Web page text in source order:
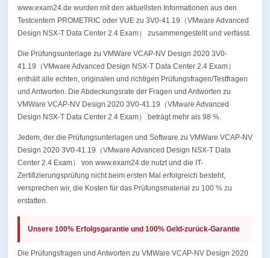
www.exam24.de wurden mit den aktuellsten Informationen aus den
Testcentern PROMETRIC oder VUE zu 3V0-41.19（VMware Advanced
Design NSX-T Data Center 2.4 Exam） zusammengestellt und verfasst.
Die Prüfungsunterlage zu VMWare VCAP-NV Design 2020 3V0-
41.19（VMware Advanced Design NSX-T Data Center 2.4 Exam）
enthält alle echten, originalen und richtigen Prüfungsfragen/Testfragen
und Antworten. Die Abdeckungsrate der Fragen und Antworten zu
VMWare VCAP-NV Design 2020 3V0-41.19（VMware Advanced
Design NSX-T Data Center 2.4 Exam） beträgt mehr als 98 %.
Jedem, der die Prüfungsunterlagen und Software zu VMWare VCAP-NV
Design 2020 3V0-41.19（VMware Advanced Design NSX-T Data
Center 2.4 Exam） von www.exam24.de nutzt und die IT-
Zertifizierungsprüfung nicht beim ersten Mal erfolgreich besteht,
versprechen wir, die Kosten für das Prüfungsmaterial zu 100 % zu
erstatten.
Unsere 100% Erfolgsgarantie und 100% Geld-zurück-Garantie
Die Prüfungsfragen und Antworten zu VMWare VCAP-NV Design 2020